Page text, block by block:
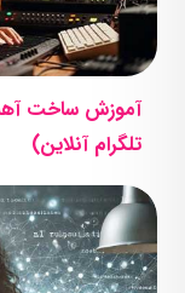
آموزش ساخت
تلگرام آنلاین)